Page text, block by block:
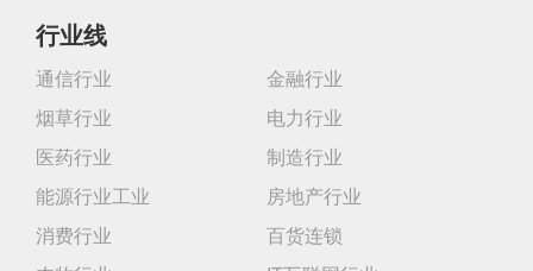
行业线
通信行业
金融行业
烟草行业
电力行业
医药行业
制造行业
能源行业工业
房地产行业
消费行业
百货连锁